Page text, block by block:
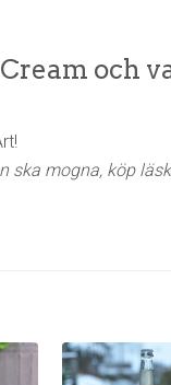
och
ska mogna, köp